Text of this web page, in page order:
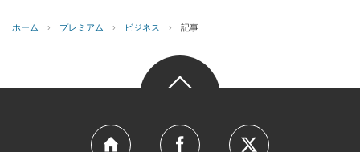
ホーム › プレミアム › ビジネス › 記事